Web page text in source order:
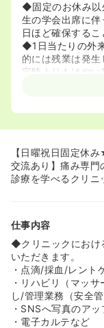
◆固定のお休み以
生の学会出席に
日ほど確保するこ
◆1日当たりの外
的には残業は発
定時よりもはやい
◆賞与について
比べて給与も高
◆月に一度、お昼
会」という時間
でお招きし、交流
りつけ医として
◆待合室や廊下は
ております。また
な設計となってお
環境となっており
《中途入職者につ
◆ご入職いただい
ートをしてくださ
【日曜祝日固定休
交流あり】痛み専門
診療を学べるクリニ
仕事内容
◆クリニックにおけ
いただきます。
・点滴/採血/レント
・リハビリ（マッ
し/管理業務（安全管
・SNSへ写真のアッ
・電子カルテなど